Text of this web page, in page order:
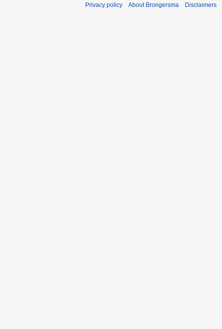
Privacy policy About Brongersma Disclaimers